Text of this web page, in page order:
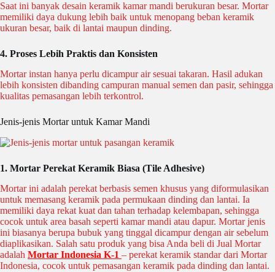
Saat ini banyak desain keramik kamar mandi berukuran besar. Mortar
memiliki daya dukung lebih baik untuk menopang beban keramik
ukuran besar, baik di lantai maupun dinding.
4. Proses Lebih Praktis dan Konsisten
Mortar instan hanya perlu dicampur air sesuai takaran. Hasil adukan
lebih konsisten dibanding campuran manual semen dan pasir, sehingga
kualitas pemasangan lebih terkontrol.
Jenis-jenis Mortar untuk Kamar Mandi
1. Mortar Perekat Keramik Biasa (Tile Adhesive)
Mortar ini adalah perekat berbasis semen khusus yang diformulasikan
untuk memasang keramik pada permukaan dinding dan lantai. Ia
memiliki daya rekat kuat dan tahan terhadap kelembapan, sehingga
cocok untuk area basah seperti kamar mandi atau dapur. Mortar jenis
ini biasanya berupa bubuk yang tinggal dicampur dengan air sebelum
diaplikasikan. Salah satu produk yang bisa Anda beli di Jual Mortar
adalah Mortar Indonesia K-1 – perekat keramik standar dari Mortar
Indonesia, cocok untuk pemasangan keramik pada dinding dan lantai.